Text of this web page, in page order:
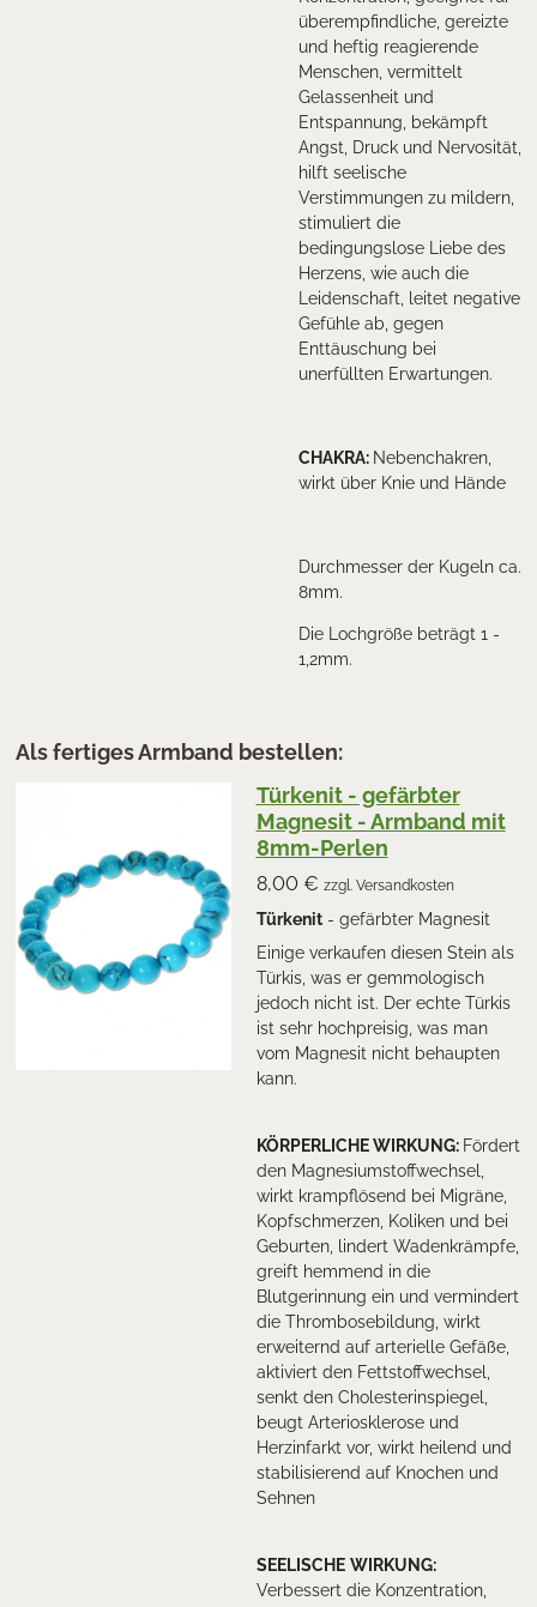
überempfindliche, gereizte
und heftig reagierende
Menschen, vermittelt
Gelassenheit und
Entspannung, bekämpft
Angst, Druck und Nervosität,
hilft seelische
Verstimmungen zu mildern,
stimuliert die
bedingungslose Liebe des
Herzens, wie auch die
Leidenschaft, leitet negative
Gefühle ab, gegen
Enttäuschung bei
unerfüllten Erwartungen.
CHAKRA: Nebenchakren,
wirkt über Knie und Hände
Durchmesser der Kugeln ca.
8mm.
Die Lochgröße beträgt 1 -
1,2mm.
Als fertiges Armband bestellen:
Türkenit - gefärbter
Magnesit - Armband mit
8mm-Perlen
8,00 € zzgl. Versandkosten
Türkenit- gefärbter Magnesit
Einige verkaufen diesen Stein als
Türkis, was er gemmologisch
jedoch nicht ist. Der echte Türkis
ist sehr hochpreisig, was man
vom Magnesit nicht behaupten
kann.
KÖRPERLICHE WIRKUNG: Fördert
den Magnesiumstoffwechsel,
wirkt krampflösend bei Migräne,
Kopfschmerzen, Koliken und bei
Geburten, lindert Wadenkrämpfe,
greift hemmend in die
Blutgerinnung ein und vermindert
die Thrombosebildung, wirkt
erweiternd auf arterielle Gefäße,
aktiviert den Fettstoffwechsel,
senkt den Cholesterinspiegel,
beugt Arteriosklerose und
Herzinfarkt vor, wirkt heilend und
stabilisierend auf Knochen und
Sehnen
SEELISCHE WIRKUNG:
Verbessert die Konzentration,